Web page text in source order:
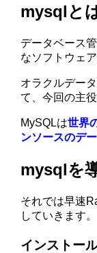
mysqlと
データベース
なソフトウェ
オラクルデー
て、今回の主
MySQLは世界
ンソースのデ
mysqlを
それでは早速
していきます。
インストー